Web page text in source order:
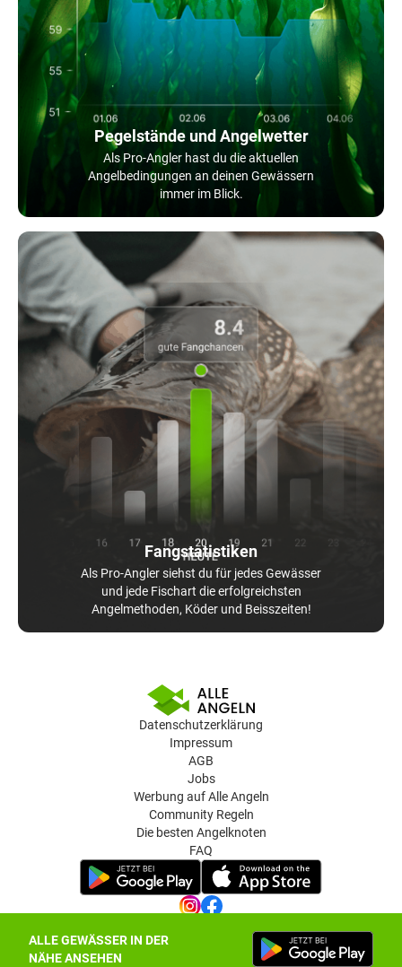
ALLE GEWÄSSER IN DER
NÄHE ANSEHEN
Pegelstände und Angelwetter
Als Pro-Angler hast du die aktuellen
Angelbedingungen an deinen Gewässern
immer im Blick.
Fangstatistiken
Als Pro-Angler siehst du für jedes Gewässer
und jede Fischart die erfolgreichsten
Angelmethoden, Köder und Beisszeiten!
Datenschutzerklärung
Impressum
AGB
Jobs
Werbung auf Alle Angeln
Community Regeln
Die besten Angelknoten
FAQ
Datenschutz-Einstellungen